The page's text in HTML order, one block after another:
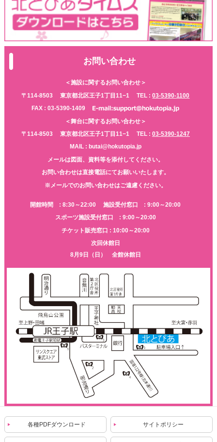
お問い合わせ
＜施設に関するお問い合わせ＞
〒114-8503
東京都北区王子1丁目11−1 TEL :03-5390-1100
FAX : 03-5390-1409
＜舞台に関するお問い合わせ＞
〒114-8503
東京都北区王子1丁目11−1 TEL : 03-5390-1247
MAIL : butai@hokutopia.jp
メールは図面、資料等を添付してください。
お問い合わせは直接電話にてお願いいたします。
※メールでのお問い合わせはご遠慮ください。
開館時間 : 8:30～22:00
施設受付窓口 : 9:00～20:00
スポーツ施設受付窓口 : 9:00～20:00
チケット販売窓口 : 10:00～20:00
次回休館日
8月9日（日） 全館休館日
各種PDFダウンロード サイトポリシー